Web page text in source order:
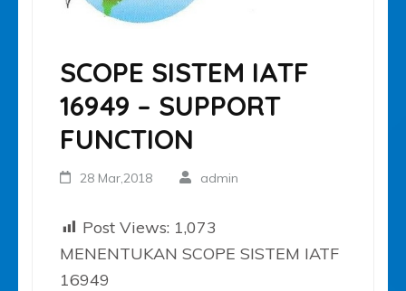
SCOPE SISTEM IATF
16949 – SUPPORT
FUNCTION
28 Mar,2018 admin
Post Views: 1,073
MENENTUKAN SCOPE SISTEM IATF
16949